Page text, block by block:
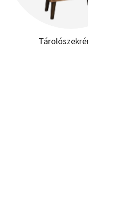
Tárolószekrények